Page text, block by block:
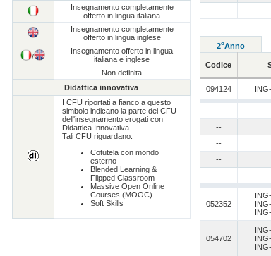
Insegnamento completamente
offerto in lingua italiana
Insegnamento completamente
offerto in lingua inglese
/
Insegnamento offerto in lingua
italiana e inglese
--
Non definita
Didattica innovativa
I CFU riportati a fianco a questo
simbolo indicano la parte dei CFU
dell'insegnamento erogati con
Didattica Innovativa.
Tali CFU riguardano:
Cotutela con mondo
esterno
Blended Learning &
Flipped Classroom
Massive Open Online
Courses (MOOC)
Soft Skills
--
2oAnno
Codice
094124
--
--
--
--
--
052352
054702